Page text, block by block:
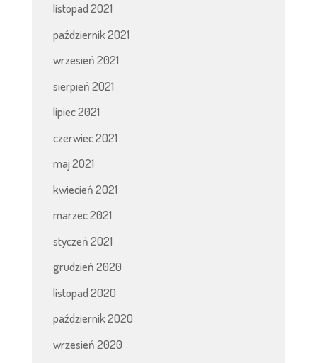
listopad 2021
październik 2021
wrzesień 2021
sierpień 2021
lipiec 2021
czerwiec 2021
maj 2021
kwiecień 2021
marzec 2021
styczeń 2021
grudzień 2020
listopad 2020
październik 2020
wrzesień 2020